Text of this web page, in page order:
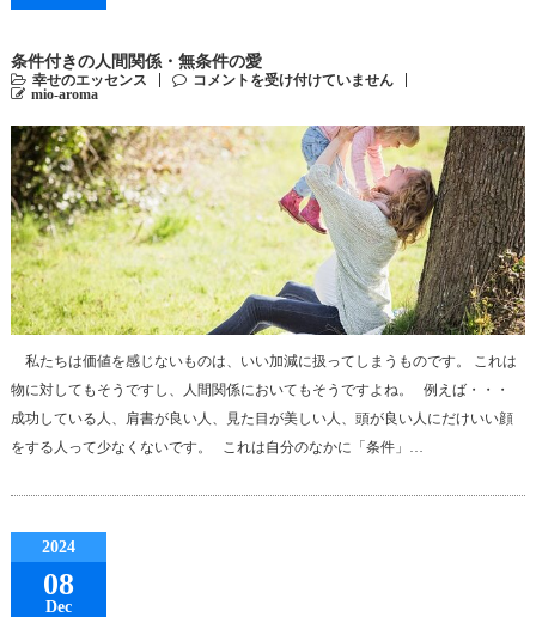
条件付きの人間関係・無条件の愛
幸せのエッセンス
コメントを受け付けていません
mio-aroma
私たちは価値を感じないものは、いい加減に扱ってしまうものです。 これは
物に対してもそうですし、人間関係においてもそうですよね。 例えば・・・
成功している人、肩書が良い人、見た目が美しい人、頭が良い人にだけいい顔
をする人って少なくないです。 これは自分のなかに「条件」…
2024
08
Dec